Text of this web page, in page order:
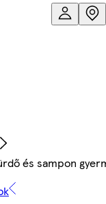
és sampon